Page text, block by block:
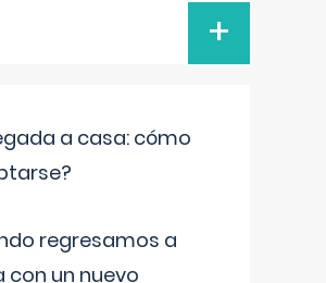
+
a casa: cómo
regresamos a
con un nuevo